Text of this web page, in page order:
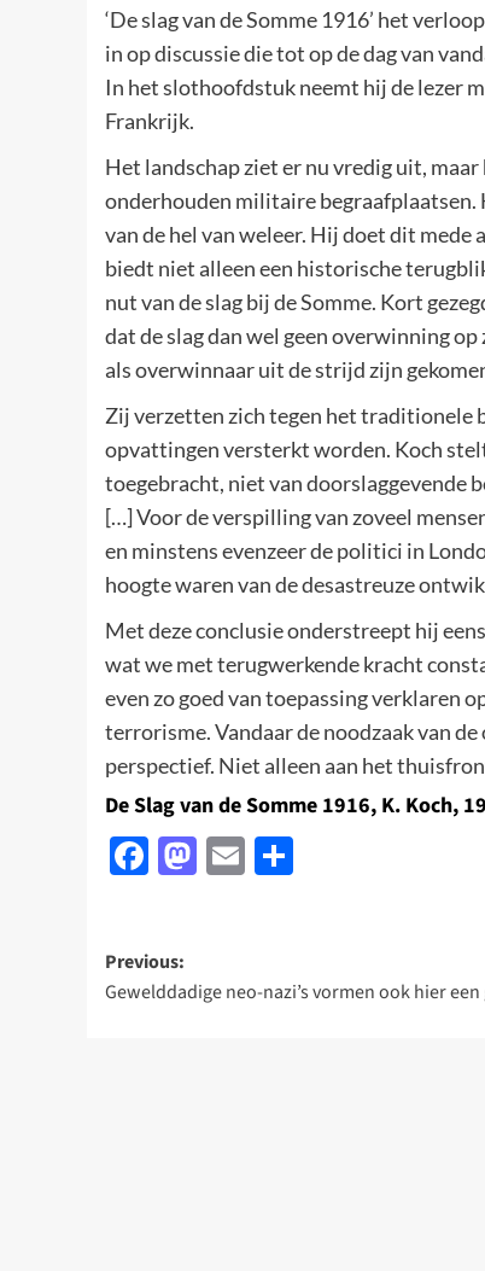
‘De slag van de Somme 1916’ het
in op discussie die tot op de dag van
In het slothoofdstuk neemt hij de lezer
Frankrijk.
Het landschap ziet er nu vredig uit,
onderhouden militaire begraafplaatsen.
van de hel van weleer. Hij doet dit mede
biedt niet alleen een historische
nut van de slag bij de Somme. Kort
dat de slag dan wel geen overwinning
als overwinnaar uit de strijd zijn
Zij verzetten zich tegen het traditionele
opvattingen versterkt worden. Koch
toegebracht, niet van doorslaggevende
[…] Voor de verspilling van zoveel
en minstens evenzeer de politici in
hoogte waren van de desastreuze
Met deze conclusie onderstreept hij
wat we met terugwerkende kracht
even zo goed van toepassing verklaren
terrorisme. Vandaar de noodzaak van
perspectief. Niet alleen aan het
De Slag van de Somme 1916, K. Koch,
Facebook
Mastodon
Email
Post
navigation
Previous:
Gewelddadige neo-nazi’s vormen ook hier een